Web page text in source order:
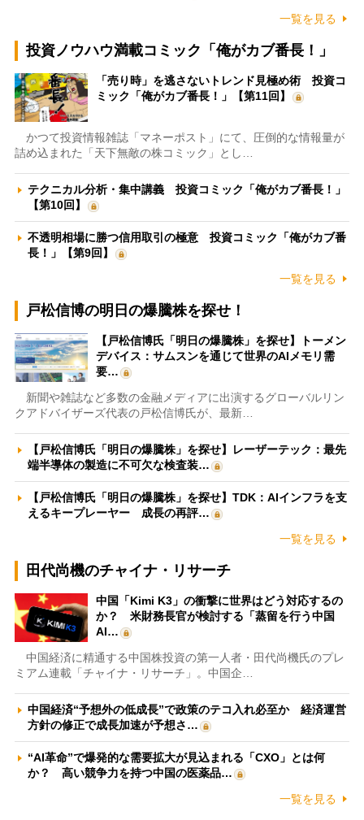
一覧を見る
投資ノウハウ満載コミック「俺がカブ番長！」
「売り時」を逃さないトレンド見極め術 投資コ
ミック「俺がカブ番長！」【第11回】
かつて投資情報雑誌「マネーポスト」にて、圧倒的な情報量が
詰め込まれた「天下無敵の株コミック」とし…
テクニカル分析・集中講義 投資コミック「俺がカブ番長！」
【第10回】
不透明相場に勝つ信用取引の極意 投資コミック「俺がカブ番
長！」【第9回】
一覧を見る
戸松信博の明日の爆騰株を探せ！
【戸松信博氏「明日の爆騰株」を探せ】トーメン
デバイス：サムスンを通じて世界のAIメモリ需
要…
新聞や雑誌など多数の金融メディアに出演するグローバルリン
クアドバイザーズ代表の戸松信博氏が、最新…
【戸松信博氏「明日の爆騰株」を探せ】レーザーテック：最先
端半導体の製造に不可欠な検査装…
【戸松信博氏「明日の爆騰株」を探せ】TDK：AIインフラを支
えるキープレーヤー 成長の再評…
一覧を見る
田代尚機のチャイナ・リサーチ
中国「Kimi K3」の衝撃に世界はどう対応するの
か？ 米財務長官が検討する「蒸留を行う中国
AI…
中国経済に精通する中国株投資の第一人者・田代尚機氏のプレ
ミアム連載「チャイナ・リサーチ」。中国企…
中国経済“予想外の低成長”で政策のテコ入れ必至か 経済運営
方針の修正で成長加速が予想さ…
“AI革命”で爆発的な需要拡大が見込まれる「CXO」とは何
か？ 高い競争力を持つ中国の医薬品…
一覧を見る